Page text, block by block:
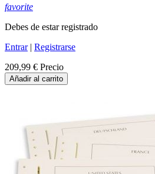
favorite
Debes de estar registrado
Entrar| Registrarse
209,99 € Precio
Añadir al carrito